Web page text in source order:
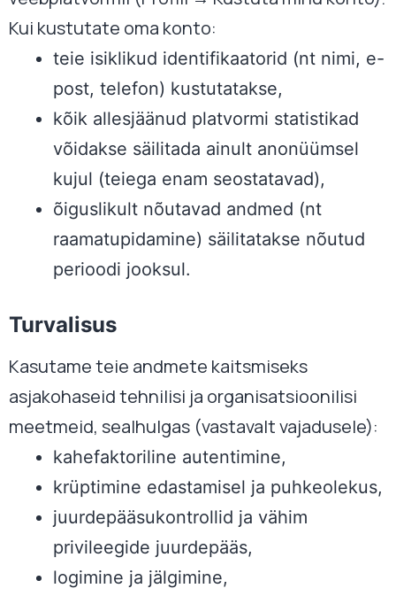
Kui kustutate oma konto:
teie isiklikud identifikaatorid (nt nimi, e-
post, telefon) kustutatakse,
kõik allesjäänud platvormi statistikad
võidakse säilitada ainult anonüümsel
kujul (teiega enam seostatavad),
õiguslikult nõutavad andmed (nt
raamatupidamine) säilitatakse nõutud
perioodi jooksul.
Turvalisus
Kasutame teie andmete kaitsmiseks
asjakohaseid tehnilisi ja organisatsioonilisi
meetmeid, sealhulgas (vastavalt vajadusele):
kahefaktoriline autentimine,
krüptimine edastamisel ja puhkeolekus,
juurdepääsukontrollid ja vähim
privileegide juurdepääs,
logimine ja jälgimine,